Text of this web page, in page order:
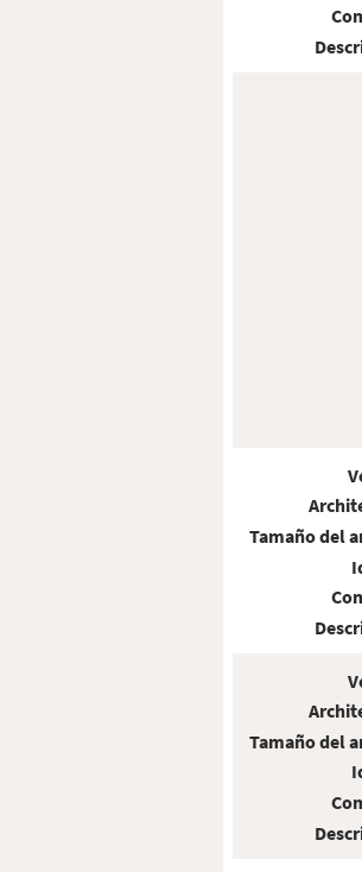
Tamaño del
Tamaño del